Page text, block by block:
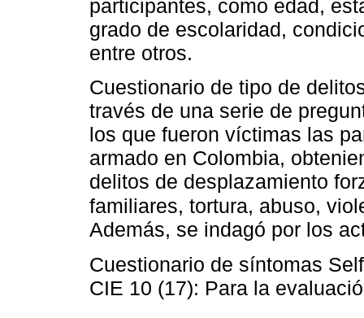
participantes, como edad,
grado de escolaridad,
entre otros.
Cuestionario de tipo de
través de una serie de
los que fueron víctimas las
armado en Colombia,
delitos de desplazamiento
familiares, tortura, abuso,
Además, se indagó por los
Cuestionario de síntomas
CIE 10 (17): Para la